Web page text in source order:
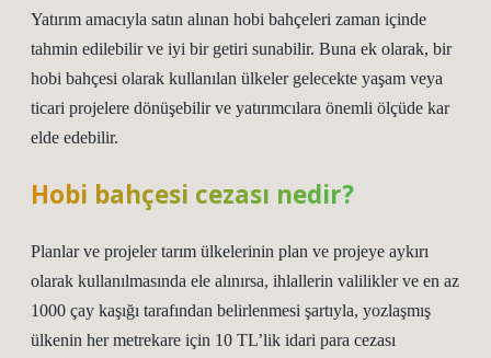
Yatırım amacıyla satın alınan hobi bahçeleri zaman içinde
tahmin edilebilir ve iyi bir getiri sunabilir. Buna ek olarak, bir
hobi bahçesi olarak kullanılan ülkeler gelecekte yaşam veya
ticari projelere dönüşebilir ve yatırımcılara önemli ölçüde kar
elde edebilir.
Hobi bahçesi cezası nedir?
Planlar ve projeler tarım ülkelerinin plan ve projeye aykırı
olarak kullanılmasında ele alınırsa, ihlallerin valilikler ve en az
1000 çay kaşığı tarafından belirlenmesi şartıyla, yozlaşmış
ülkenin her metrekare için 10 TL’lik idari para cezası